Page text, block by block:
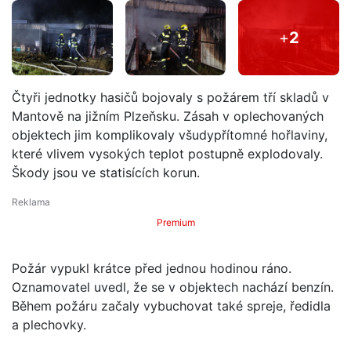
+2
Čtyři jednotky hasičů bojovaly s požárem tří skladů v
Mantově na jižním Plzeňsku. Zásah v oplechovaných
objektech jim komplikovaly všudypřítomné hořlaviny,
které vlivem vysokých teplot postupně explodovaly.
Škody jsou ve statisících korun.
Premium
Požár vypukl krátce před jednou hodinou ráno.
Oznamovatel uvedl, že se v objektech nachází benzín.
Během požáru začaly vybuchovat také spreje, ředidla
a plechovky.